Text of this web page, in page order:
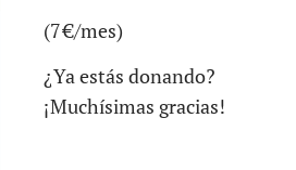
(7 €/mes)
¿Ya estás donando?
¡Muchísimas gracias!